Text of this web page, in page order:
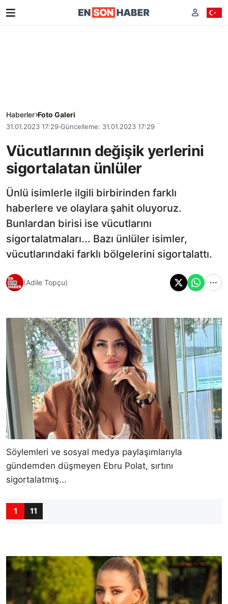
Haberler Foto Galeri
31.01.2023 17:29 Güncelleme: 31.01.2023 17:29
Vücutlarının değişik yerlerini
sigortalatan ünlüler
Ünlü isimlerle ilgili birbirinden farklı
haberlere ve olaylara şahit oluyoruz.
Bunlardan birisi ise vücutlarını
sigortalatmaları... Bazı ünlüler isimler,
vücutlarındaki farklı bölgelerini sigortalattı.
(Adile Topçu)
Söylemleri ve sosyal medya paylaşımlarıyla
gündemden düşmeyen Ebru Polat, sırtını
sigortalatmış...
1 11